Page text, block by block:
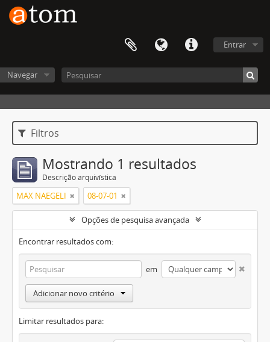
Entrar
Navegar
Filtros
Mostrando 1 resultados
Descrição arquivística
MAX NAEGELI 08-07-01
Opções de pesquisa avançada
Encontrar resultados com:
em
Adicionar novo critério
Limitar resultados para: